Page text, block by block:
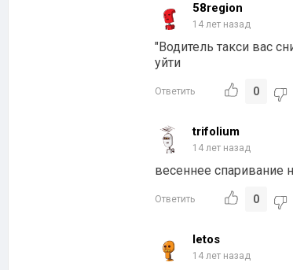
58region
14 лет назад
"Водитель такси вас
уйти
Ответить 0
trifolium
14 лет назад
весеннее спаривание
Ответить 0
letos
14 лет назад